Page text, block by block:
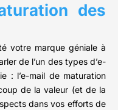
des
votre marque géniale à
de l’un des types d’e-
: l’e-mail de maturation
de la valeur (et de la
dans vos efforts de